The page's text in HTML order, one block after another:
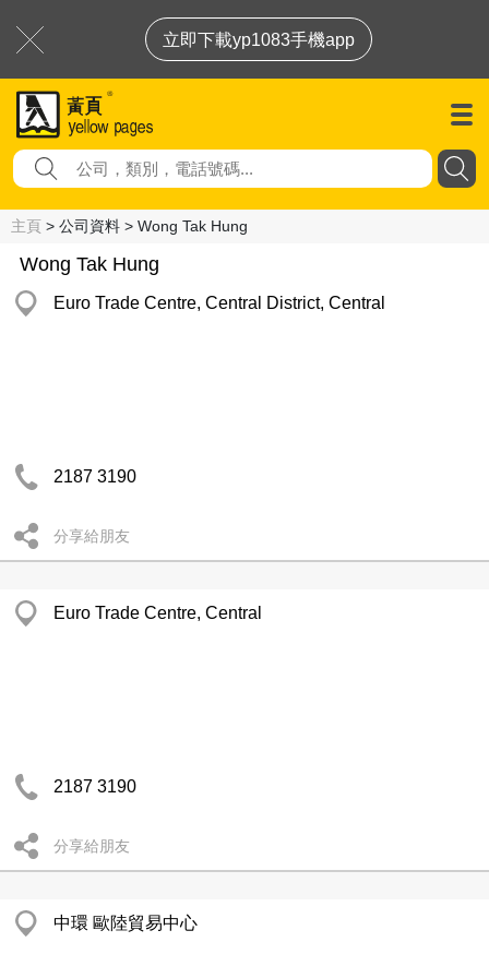
立即下載yp1083手機app
主頁 > 公司資料 > Wong Tak Hung
Wong Tak Hung
Euro Trade Centre, Central District, Central
2187 3190
分享給朋友
Euro Trade Centre, Central
2187 3190
分享給朋友
中環 歐陸貿易中心